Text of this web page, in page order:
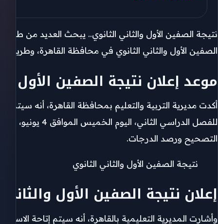
إعلان نتيجة الصفين الأول والثاني الثانوي
كيف يتم احتساب الدرجات في نتيجة المرحلة
شروط النجاح في نتيجة المرحلة الثانوية 2026
توزيع درجات مواد الصف الأول الثانوي
توزيع درجات مواد الصف الثاني الثانوي
نتيجة الصفين الأول والثاني الثانوي.. يبحث العديد من طلاب
الصفين الأول والثاني الثانوي في محافظة القاهرة، وطريقة
موعد إعلان نتيجة الصفين الأول
أكدت مديرية التربية والتعليم بمحافظة القاهرة، أنه سيتم
للفصل الدراسي
التصحيح ورصد الدرجات.
نتيجة الصفين الأول والثاني الثانوي
إعلان نتيجة الصفين الأول والثاني
وأشارت المديرية التعليمية بالقاهرة، أنه سيتم إتاحة